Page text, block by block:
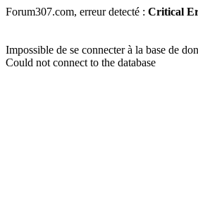
Forum307.com, erreur detecté : Critical
Impossible de se connecter à la base de
Could not connect to the database